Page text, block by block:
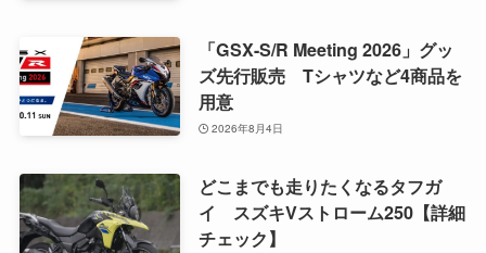
「GSX-S/R Meeting 2026」グッ
ズ先行販売 Tシャツなど4商品を
用意
2026年8月4日
どこまでも走りたくなるタフガ
イ スズキVストローム250【詳細
チェック】